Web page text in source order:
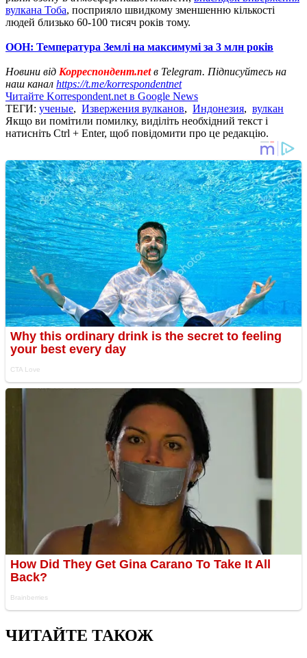
вулкана Тоба, посприяло швидкому зменшенню кількості
людей близько 60-100 тисяч років тому.
ООН: Температура Землі на максимумі за 3 млн років
Новини від Корреспондент.netв Telegram. Підписуйтесь на
наш канал https://t.me/korrespondentnet
Читайте Korrespondent.net в Google News
ТЕГИ: ученые, Извержения вулканов, Индонезия, вулкан
Якщо ви помітили помилку, виділіть необхідний текст і
натисніть Ctrl + Enter, щоб повідомити про це редакцію.
ЧИТАЙТЕ ТАКОЖ